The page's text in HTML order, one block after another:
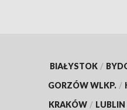
BIAŁYSTOK /
GORZÓW WLKP. /
KRAKÓW / LUBLIN